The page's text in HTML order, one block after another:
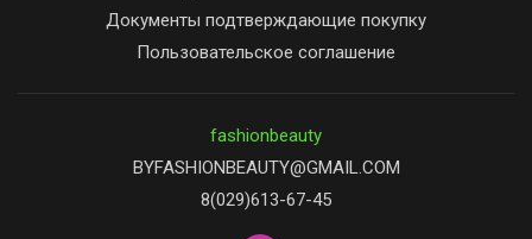
Документы подтверждающие покупку
Пользовательское соглашение
fashionbeauty
BYFASHIONBEAUTY@GMAIL.COM
8(029)613-67-45